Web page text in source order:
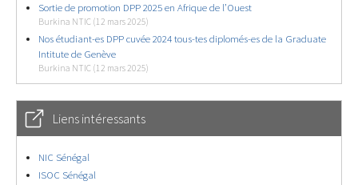
Sortie de promotion DPP 2025 en Afrique de l’Ouest
Burkina NTIC (12 mars 2025)
Nos étudiant-es DPP cuvée 2024 tous-tes diplomés-es de la Graduate
Intitute de Genève
Burkina NTIC (12 mars 2025)
Liens intéressants
NIC Sénégal
ISOC Sénégal